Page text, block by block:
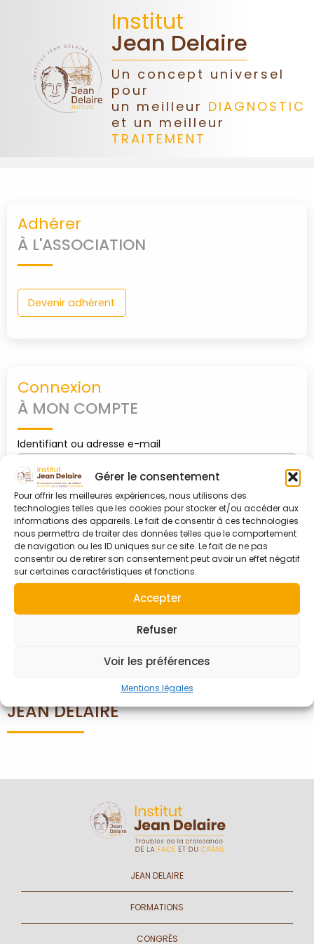
Gérer le consentement
Pour offrir les meilleures expériences, nous utilisons des
technologies telles que les cookies pour stocker et/ou accéder aux
informations des appareils. Le fait de consentir à ces technologies
nous permettra de traiter des données telles que le comportement
de navigation ou les ID uniques sur ce site. Le fait de ne pas
consentir ou de retirer son consentement peut avoir un effet négatif
sur certaines caractéristiques et fonctions.
Accepter
Refuser
Voir les préférences
Mentions légales
Institut
Jean Delaire
Un concept universel
pour
un meilleur DIAGNOSTIC
et un meilleur
TRAITEMENT
JEAN DELAIRE
Adhérer
À L'ASSOCIATION
Devenir adhérent
Connexion
À MON COMPTE
Identifiant ou adresse e-mail
Mot de passe
Se souvenir de moi
JEAN DELAIRE
FORMATIONS
CONGRÈS
ACCUEIL
DONS
FORMATIONS
CONTACT
MON
COMPTE
shopping_cart0